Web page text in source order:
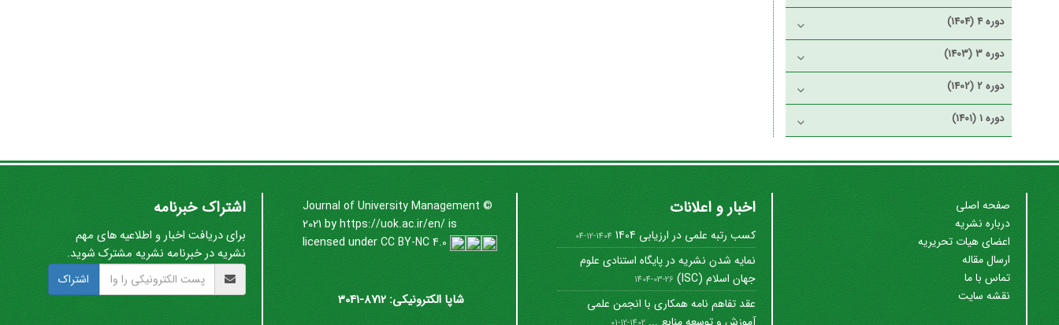
دوره 4 (1404)
دوره 3 (1403)
دوره 2 (1402)
دوره 1 (1401)
صفحه اصلی
درباره نشریه
اعضای هیات تحریریه
ارسال مقاله
تماس با ما
نقشه سایت
اخبار و اعلانات
کسب رتبه علمی در ارزیابی 1404 1404-12-04
نمایه شدن نشریه در پایگاه استنادی علوم
جهان اسلام (ISC)
1404-03-26
عقد تفاهم نامه همکاری با انجمن علمی
آموزش و توسعه منابع ...
Journal of University Management ©
2021 byhttps://uok.ac.ir/en/is
licensed underCC BY-NC 4.0
شاپا الکترونیکی: 8712-3041
اشتراک خبرنامه
برای دریافت اخبار و اطلاعیه های مهم
نشریه در خبرنامه نشریه مشترک شوید.
اشتراک